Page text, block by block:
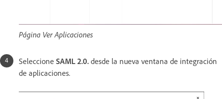
Página Ver Aplicaciones
Seleccione SAML 2.0. desde la nueva ventana de integración
de aplicaciones.